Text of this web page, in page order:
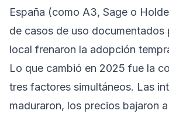
España (como A3, Sage o
de casos de uso documentados
local frenaron la adopción
Lo que cambió en 2025 fue la
tres factores simultáneos. Las
maduraron, los precios bajaron